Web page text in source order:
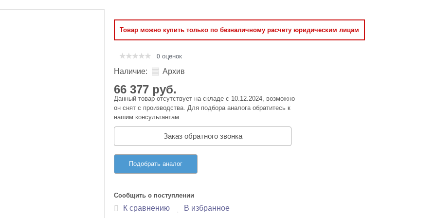
Товар можно купить только по безналичному расчету юридическим лицам
0 оценок
Наличие: Архив
66 377 руб.
Данный товар отсутствует на складе с 10.12.2024, возможно
он снят с производства. Для подбора аналога обратитесь к
нашим консультантам.
Заказ обратного звонка
Подобрать аналог
Сообщить о поступлении
К сравнению В избранное
память